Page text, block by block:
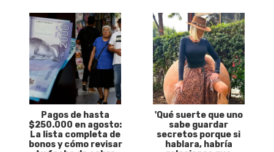
Pagos de hasta
$250.000 en agosto:
La lista completa de
bonos y cómo revisar
'Qué suerte que uno
sabe guardar
secretos porque si
hablara, habría